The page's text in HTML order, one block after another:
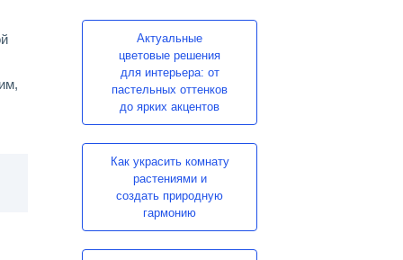
Актуальные
цветовые решения
для интерьера: от
пастельных оттенков
до ярких акцентов
Как украсить комнату
растениями и
создать природную
гармонию